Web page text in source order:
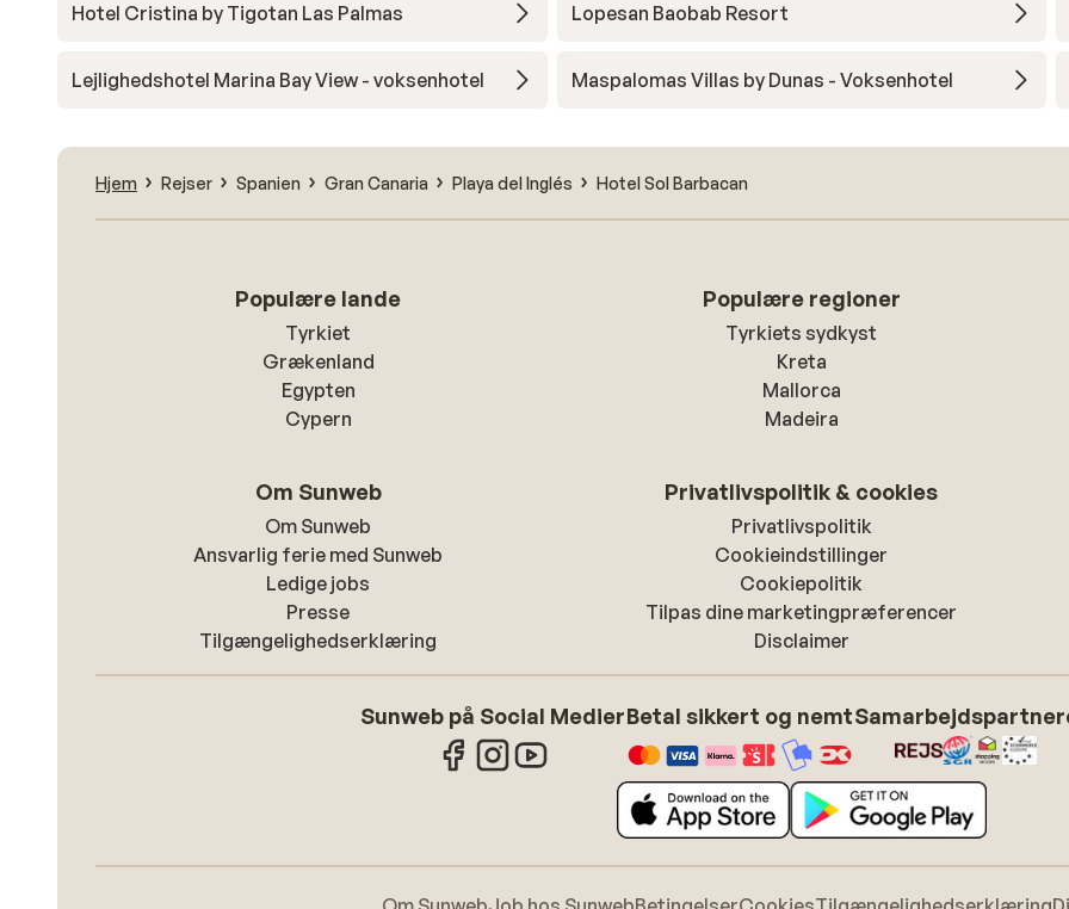
Hotel Cristina by Tigotan Las Palmas Lopesan Baobab Resort
Lejlighedshotel Marina Bay View - voksenhotel Maspalomas Villas by Dunas - Voksenhotel
Hjem Rejser Spanien Gran Canaria Playa del Inglés Hotel Sol Barbacan
Populære lande
Tyrkiet
Grækenland
Egypten
Cypern
Populære regioner
Tyrkiets sydkyst
Kreta
Mallorca
Madeira
Om Sunweb
Om Sunweb
Ansvarlig ferie med Sunweb
Ledige jobs
Presse
Tilgængelighedserklæring
Privatlivspolitik & cookies
Privatlivspolitik
Cookieindstillinger
Cookiepolitik
Tilpas dine marketingpræferencer
Disclaimer
Sunweb på Social MedierBetal sikkert og nemt